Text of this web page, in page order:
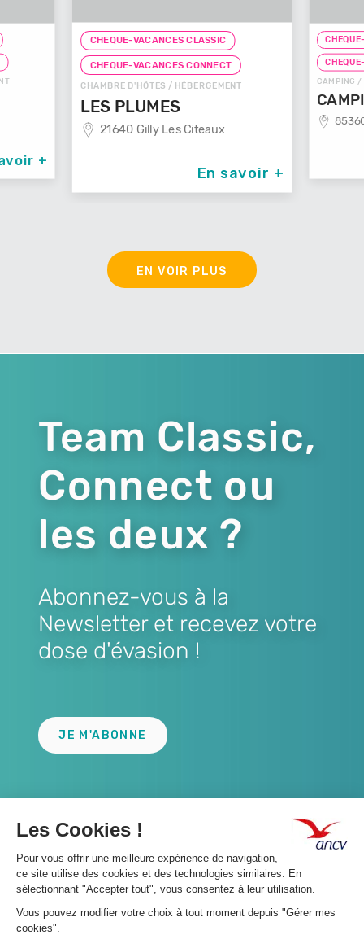
+
CHEQUE-VACANCES CLASSIC
CHEQUE-VACANCES CONNECT
CHAMBRE D'HÔTES / HÉBERGEMENT
LES PLUMES
21640 Gilly Les Citeaux
En savoir +
CAMPING /
EN VOIR PLUS
Team Classic,
Connect ou
les deux ?
Abonnez-vous à la
Newsletter et recevez votre
dose d'évasion !
JE M'ABONNE